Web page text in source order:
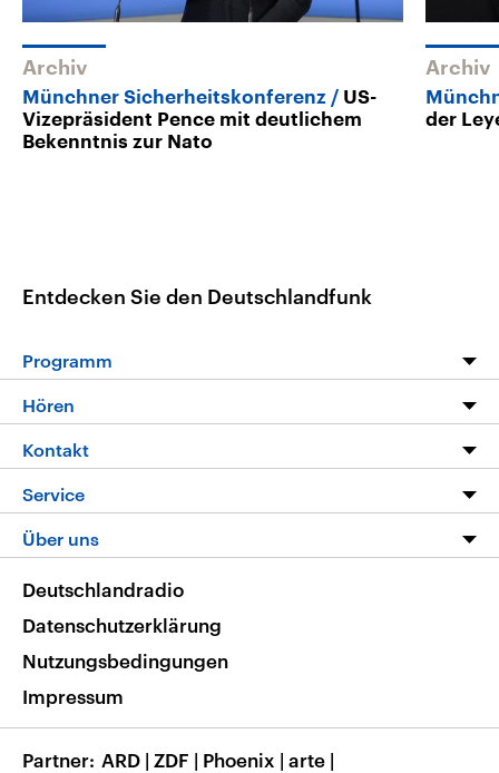
Archiv
Münchner Sicherheitskonferenz
US-
Vizepräsident Pence mit deutlichem
Bekenntnis zur Nato
Archiv
der
Entdecken Sie den Deutschlandfunk
Programm
Programm
Die Nachrichten
Nachrichtenleicht
Neue Beiträge auf dlf.de
Hören
Livestream
Podcasts
Deutschlandfunk App
Nachrichten App
Frequenzen
Kontakt
Hörerservice
Service
FAQ
Veranstaltungen
Musikliste
RSS
Über uns
Barrierefreiheit
Deutschlandradio
Datenschutzerklärung
Nutzungsbedingungen
Impressum
Partner ARD | ZDF | Phoenix | arte |